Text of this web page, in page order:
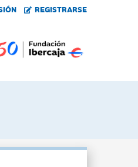
REGISTRARSE